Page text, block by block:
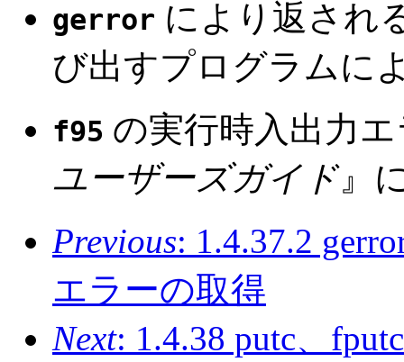
gerror により返され
び出すプログラムに
f95 の実行時入出力
ユーザーズガイド』
Previous: 1.4.37.2
エラーの取得
Next: 1.4.38 putc、